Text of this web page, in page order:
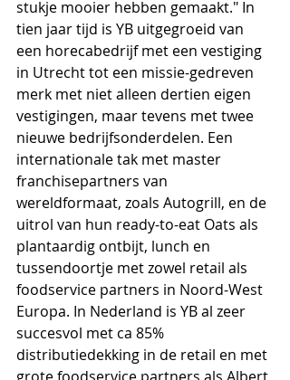
stukje mooier hebben gemaakt." In
tien jaar tijd is YB uitgegroeid van
een horecabedrijf met een vestiging
in Utrecht tot een missie-gedreven
merk met niet alleen dertien eigen
vestigingen, maar tevens met twee
nieuwe bedrijfsonderdelen. Een
internationale tak met master
franchisepartners van
wereldformaat, zoals Autogrill, en de
uitrol van hun ready-to-eat Oats als
plantaardig ontbijt, lunch en
tussendoortje met zowel retail als
foodservice partners in Noord-West
Europa. In Nederland is YB al zeer
succesvol met ca 85%
distributiedekking in de retail en met